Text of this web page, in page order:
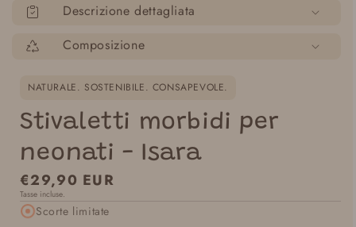
Descrizione dettagliata
Composizione
NATURALE. SOSTENIBILE. CONSAPEVOLE.
Stivaletti morbidi per
neonati - Isara
Prezzo
normale
€29,90 EUR
Tasse incluse.
Scorte limitate